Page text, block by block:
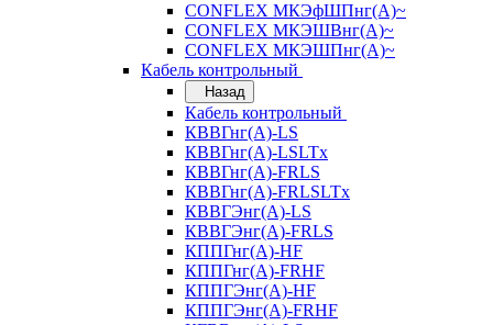
CONFLEX МКЭфШПнг(А)~
CONFLEX МКЭШВнг(А)~
CONFLEX МКЭШПнг(А)~
Кабель контрольный
Назад
Кабель контрольный
КВВГнг(А)-LS
КВВГнг(А)-LSLTx
КВВГнг(А)-FRLS
КВВГнг(А)-FRLSLTx
КВВГЭнг(А)-LS
КВВГЭнг(А)-FRLS
КППГнг(А)-HF
КППГнг(А)-FRHF
КППГЭнг(А)-HF
КППГЭнг(А)-FRHF